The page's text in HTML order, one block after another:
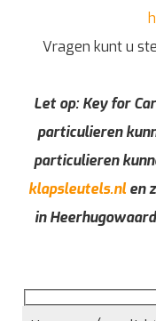
Vragen kunt u
Let op: Key for
particulieren
particulieren
klapsleutels.nlen
in